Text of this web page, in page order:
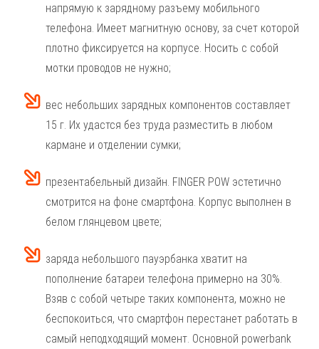
напрямую к зарядному разъему мобильного
телефона. Имеет магнитную основу, за счет которой
плотно фиксируется на корпусе. Носить с собой
мотки проводов не нужно;
вес небольших зарядных компонентов составляет
15 г. Их удастся без труда разместить в любом
кармане и отделении сумки;
презентабельный дизайн. FINGER POW эстетично
смотрится на фоне смартфона. Корпус выполнен в
белом глянцевом цвете;
заряда небольшого пауэрбанка хватит на
пополнение батареи телефона примерно на 30%.
Взяв с собой четыре таких компонента, можно не
беспокоиться, что смартфон перестанет работать в
самый неподходящий момент. Основной powerbank